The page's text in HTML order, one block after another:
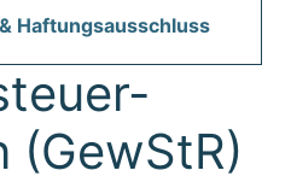
Haftungsausschluss
(GewStR)